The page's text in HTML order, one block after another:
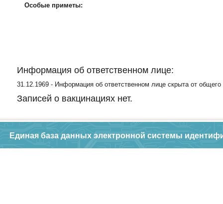
Особые приметы:
Информация об ответственном лице:
31.12.1969 - Информация об ответственном лице скрыта от общего
Записей о вакцинациях нет.
Единая база данных электронной системы